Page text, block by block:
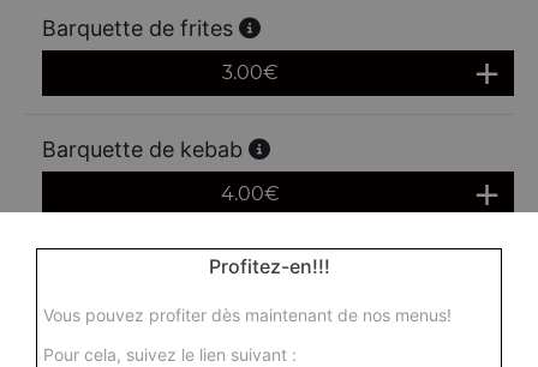
Barquette de frites
3.00€
Barquette de kebab
4.00€
Box kebab frites
6.50€
Profitez-en!!!
Vous pouvez profiter dès maintenant de nos menus!
Pour cela, suivez le lien suivant :